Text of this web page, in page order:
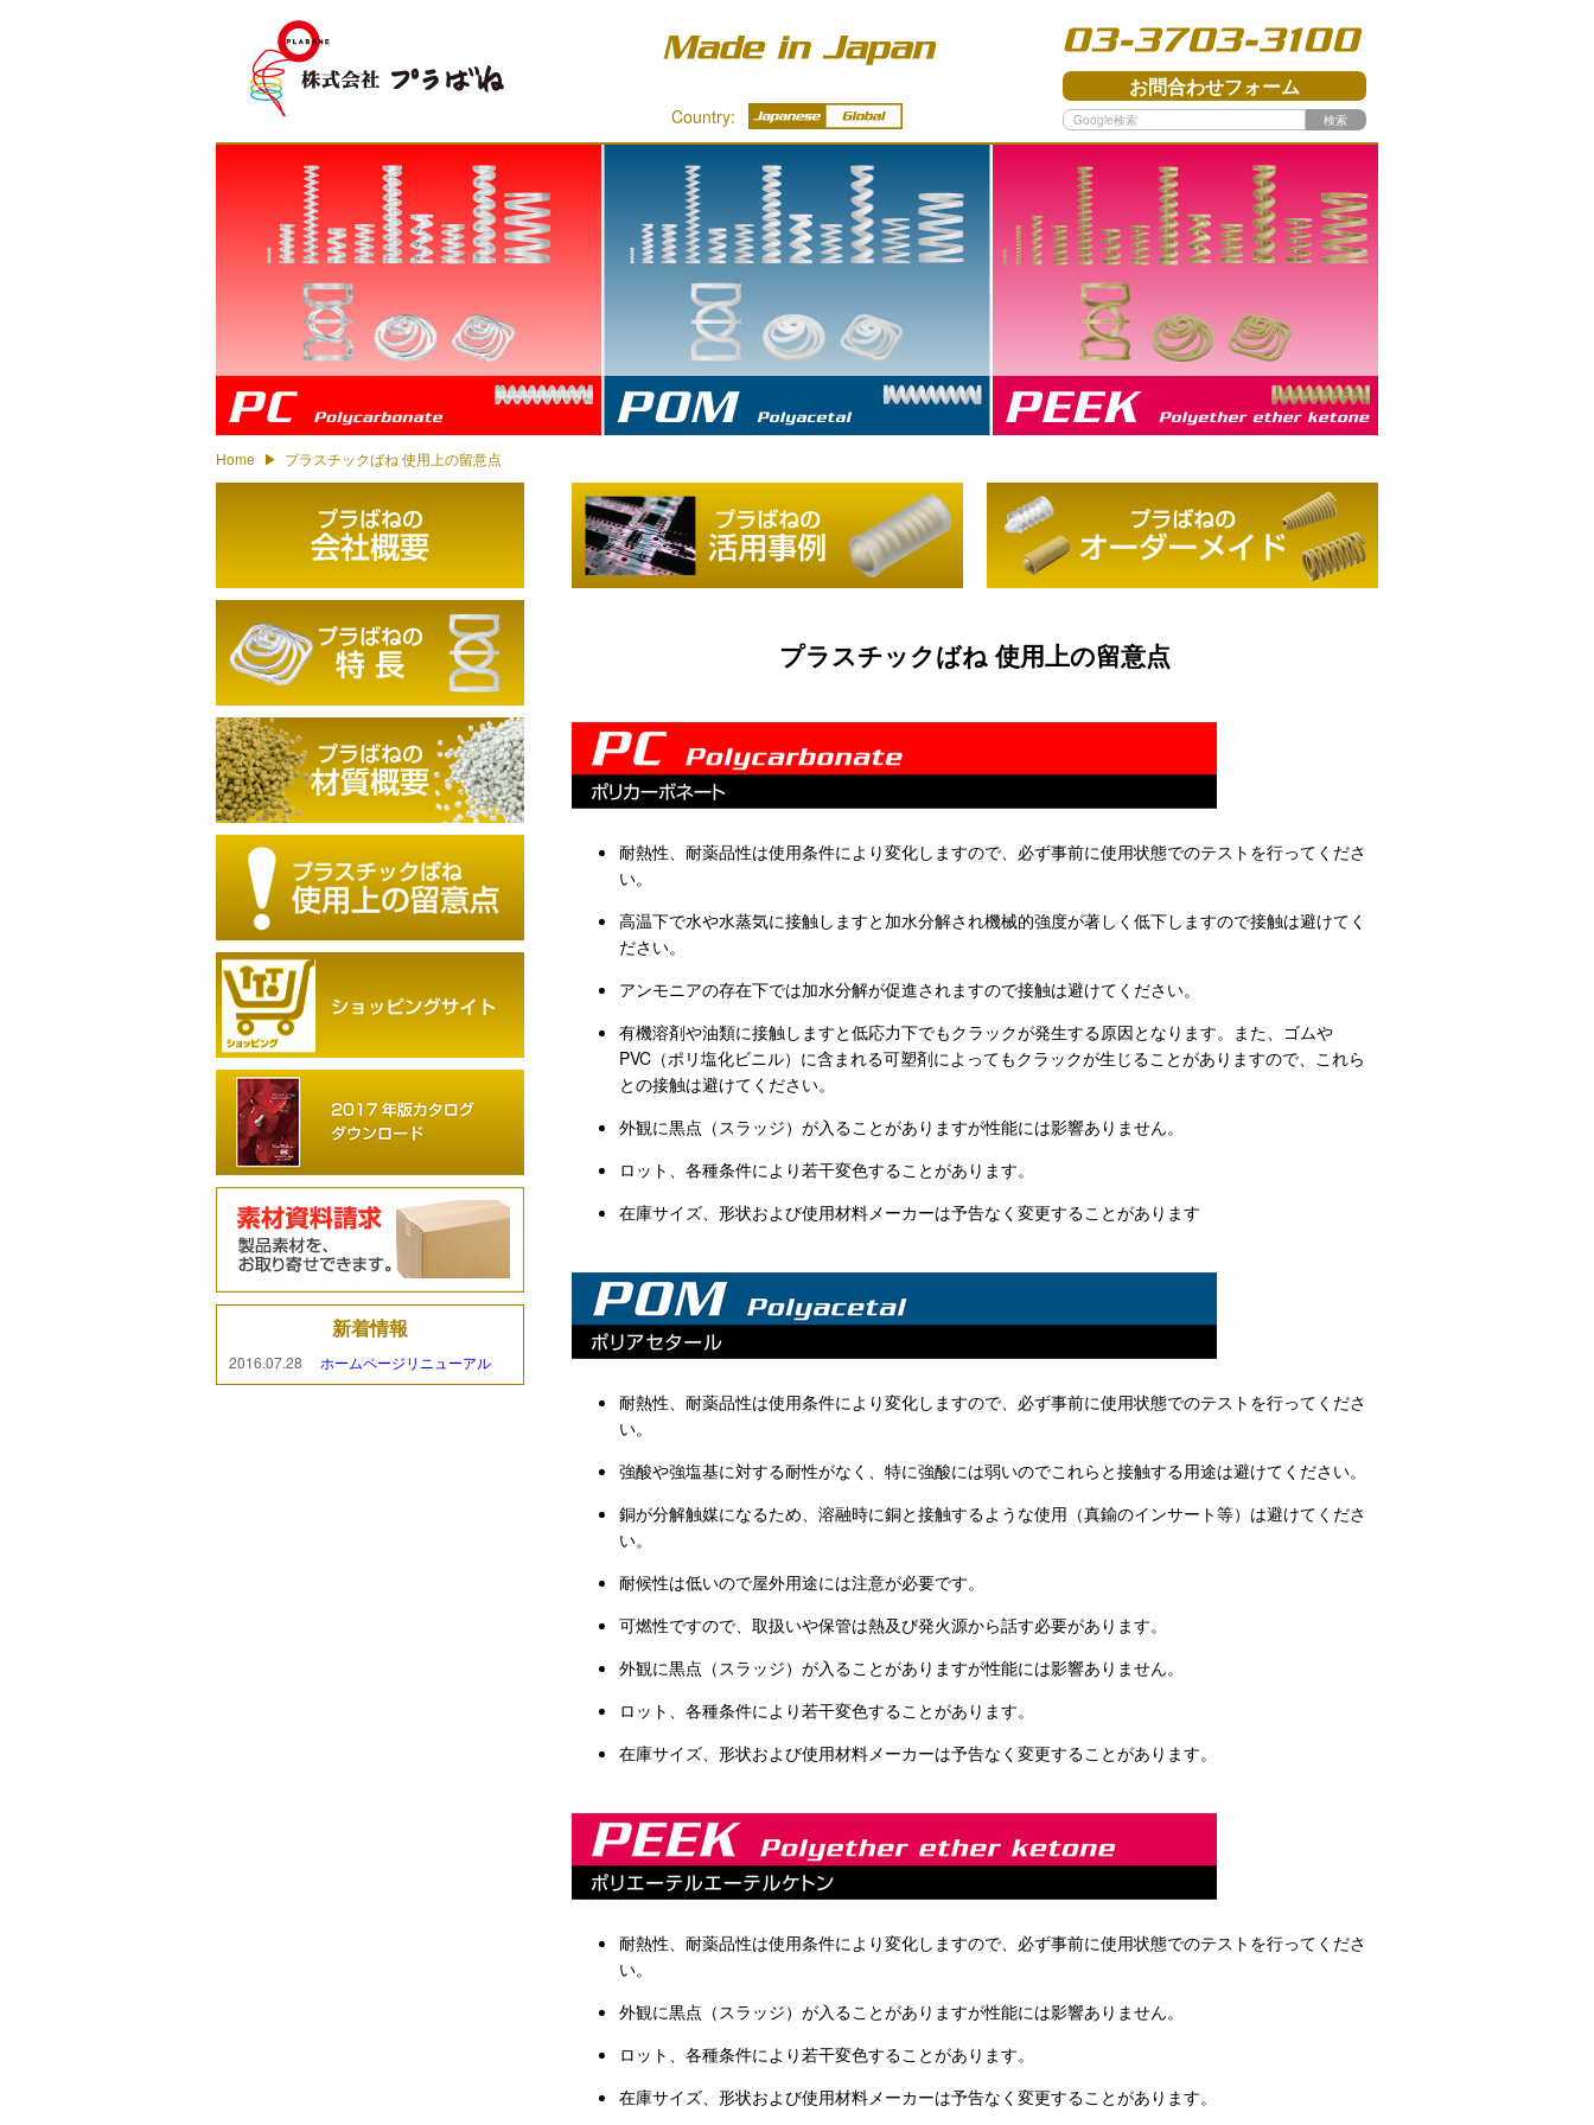
03-3703-3100
お問合わせフォーム
検索
Country:
PC - Polycarbonate
PEEK - Polyether ether ketone
Home プラスチックばね 使用上の留意点
新着情報
2016.07.28 ホームページリニューアル
プラスチックばね 使用上の留意点
耐熱性、耐薬品性は使用条件により変化しますので、必ず事前に使用状態でのテストを行ってくださ
い。
高温下で水や水蒸気に接触しますと加水分解され機械的強度が著しく低下しますので接触は避けてく
ださい。
アンモニアの存在下では加水分解が促進されますので接触は避けてください。
有機溶剤や油類に接触しますと低応力下でもクラックが発生する原因となります。また、ゴムや
PVC（ポリ塩化ビニル）に含まれる可塑剤によってもクラックが生じることがありますので、これら
との接触は避けてください。
外観に黒点（スラッジ）が入ることがありますが性能には影響ありません。
ロット、各種条件により若干変色することがあります。
在庫サイズ、形状および使用材料メーカーは予告なく変更することがあります
耐熱性、耐薬品性は使用条件により変化しますので、必ず事前に使用状態でのテストを行ってくださ
い。
強酸や強塩基に対する耐性がなく、特に強酸には弱いのでこれらと接触する用途は避けてください。
銅が分解触媒になるため、溶融時に銅と接触するような使用（真鍮のインサート等）は避けてくださ
い。
耐候性は低いので屋外用途には注意が必要です。
可燃性ですので、取扱いや保管は熱及び発火源から話す必要があります。
外観に黒点（スラッジ）が入ることがありますが性能には影響ありません。
ロット、各種条件により若干変色することがあります。
在庫サイズ、形状および使用材料メーカーは予告なく変更することがあります。
耐熱性、耐薬品性は使用条件により変化しますので、必ず事前に使用状態でのテストを行ってくださ
い。
外観に黒点（スラッジ）が入ることがありますが性能には影響ありません。
ロット、各種条件により若干変色することがあります。
在庫サイズ、形状および使用材料メーカーは予告なく変更することがあります。